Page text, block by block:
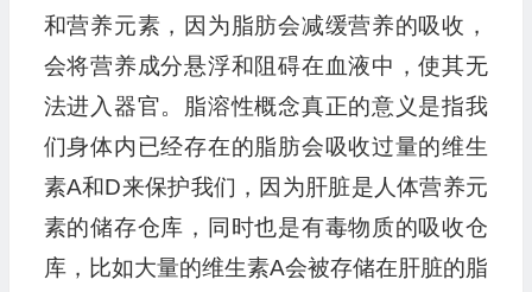
和营养元素，因为脂肪会减缓营养的吸收，
会将营养成分悬浮和阻碍在血液中，使其无
法进入器官。脂溶性概念真正的意义是指我
们身体内已经存在的脂肪会吸收过量的维生
素A和D来保护我们，因为肝脏是人体营养元
素的储存仓库，同时也是有毒物质的吸收仓
库，比如大量的维生素A会被存储在肝脏的脂